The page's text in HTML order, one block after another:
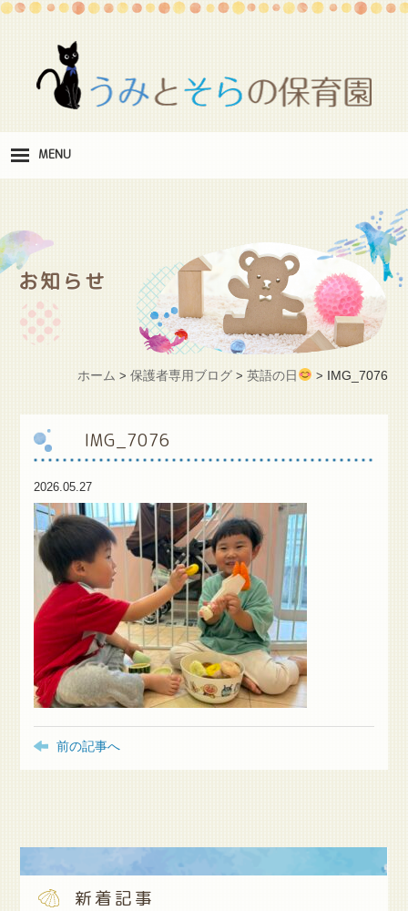
MENU
職
施 設紹介
護者様専用ブログ
お知らせ
ホーム > 保護者専用ブログ> 英語の日 > IMG_7076
IMG_7076
2026.05.27
前の記事へ
新着記事